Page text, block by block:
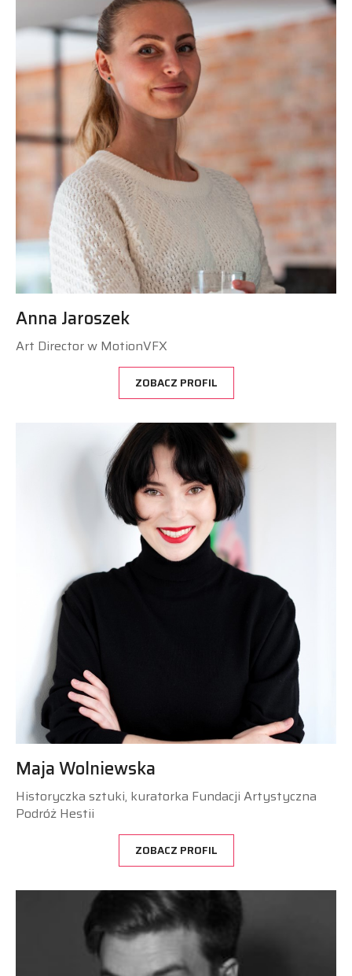
Anna Jaroszek
Art Director w MotionVFX
ZOBACZ PROFIL
Maja Wolniewska
Historyczka sztuki, kuratorka Fundacji Artystyczna
Podróż Hestii
ZOBACZ PROFIL